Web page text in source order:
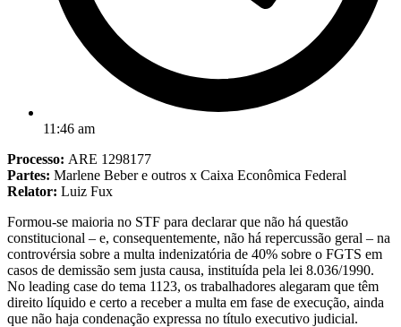
11:46 am
Processo: ARE 1298177
Partes: Marlene Beber e outros x Caixa Econômica Federal
Relator: Luiz Fux
Formou-se maioria no STF para declarar que não há questão
constitucional – e, consequentemente, não há repercussão geral – na
controvérsia sobre a multa indenizatória de 40% sobre o FGTS em
casos de demissão sem justa causa, instituída pela lei 8.036/1990.
No leading case do tema 1123, os trabalhadores alegaram que têm
direito líquido e certo a receber a multa em fase de execução, ainda
que não haja condenação expressa no título executivo judicial.